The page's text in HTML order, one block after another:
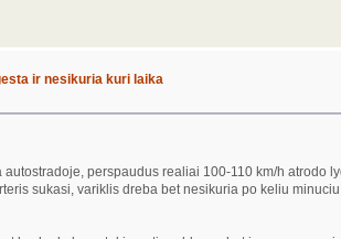
ir nesikuria kuri laika
perspaudus realiai 100-110 km/h
sukasi, variklis dreba bet nesikuria po keliu